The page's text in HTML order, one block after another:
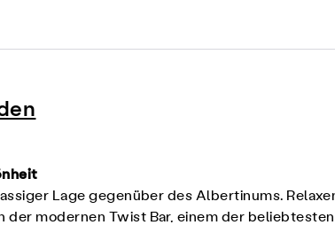
Lage gegenüber des Albertinums.
modernen Twist Bar, einem der